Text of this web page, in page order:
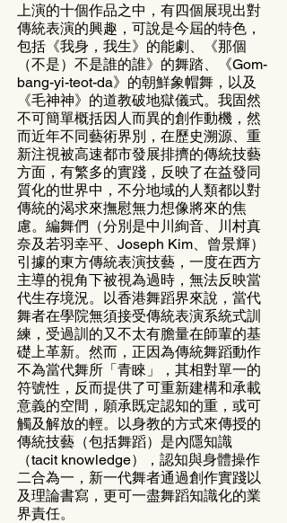
上演的十個作品之中，有四個展現出對
傳統表演的興趣，可說是今屆的特色，
包括《我身，我生》的能劇、《那個
（不是）不是誰的誰》的舞踏、《Gom-
bang-yi-teot-da》的朝鮮象帽舞，以及
《毛神神》的道教破地獄儀式。我固然
不可簡單概括因人而異的創作動機，然
而近年不同藝術界別，在歷史溯源、重
新注視被高速都市發展排擠的傳統技藝
方面，有繁多的實踐，反映了在益發同
質化的世界中，不分地域的人類都以對
傳統的渴求來撫慰無力想像將來的焦
慮。編舞們（分別是中川絢音、川村真
奈及若羽幸平、Joseph Kim、曾景輝）
引據的東方傳統表演技藝，一度在西方
主導的視角下被視為過時，無法反映當
代生存境況。以香港舞蹈界來說，當代
舞者在學院無須接受傳統表演系統式訓
練，受過訓的又不太有膽量在師輩的基
礎上革新。然而，正因為傳統舞蹈動作
不為當代舞所「青睞」，其相對單一的
符號性，反而提供了可重新建構和承載
意義的空間，願承既定認知的重，或可
觸及解放的輕。以身教的方式來傳授的
傳統技藝（包括舞蹈）是內隱知識
（tacit knowledge），認知與身體操作
二合為一，新一代舞者通過創作實踐以
及理論書寫，更可一盡舞蹈知識化的業
界責任。